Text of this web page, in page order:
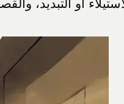
أو التبديد،